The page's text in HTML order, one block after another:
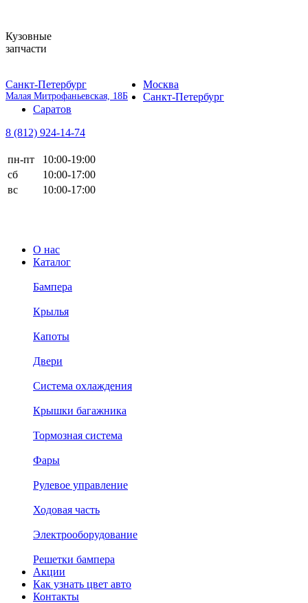
Кузовные
запчасти
Санкт-Петербург
Малая Митрофаньевская, 18Б
Москва
Санкт-Петербург
Саратов
8 (812) 924-14-74
пн-пт
10:00-19:00
сб
10:00-17:00
вс
10:00-17:00
О нас
Каталог
Бампера
Крылья
Капоты
Двери
Система охлаждения
Крышки багажника
Тормозная система
Фары
Рулевое управление
Ходовая часть
Электрооборудование
Решетки бампера
Акции
Как узнать цвет авто
Контакты